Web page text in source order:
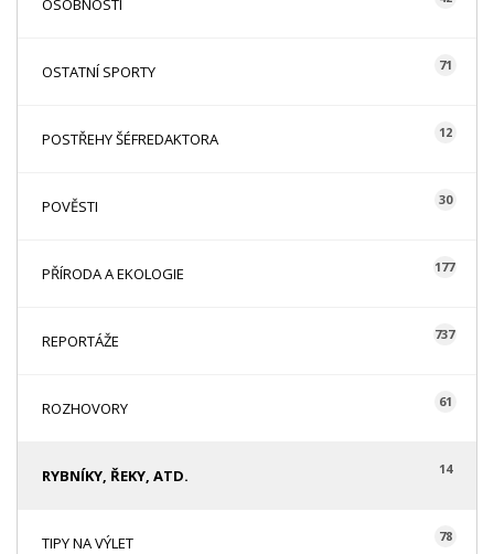
OSOBNOSTI
OSTATNÍ SPORTY 71
POSTŘEHY ŠÉFREDAKTORA 12
POVĚSTI 30
PŘÍRODA A EKOLOGIE 177
REPORTÁŽE 737
ROZHOVORY 61
RYBNÍKY, ŘEKY, ATD. 14
TIPY NA VÝLET 78